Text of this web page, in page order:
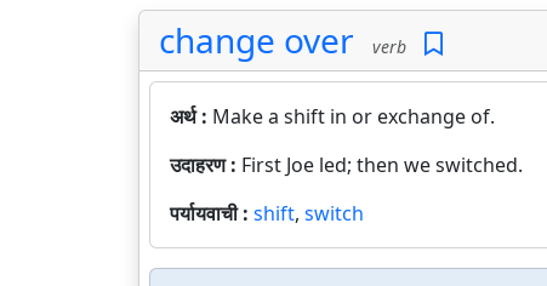
change over verb
अर्थ : Make a shift in or exchange of.
उदाहरण : First Joe led; then we switched.
पर्यायवाची : shift, switch